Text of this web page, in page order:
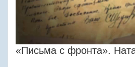
«Письма с фронта».